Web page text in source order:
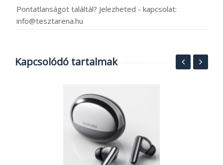
Pontatlanságot találtál? Jelezheted - kapcsolat:
info@tesztarena.hu
Kapcsolódó tartalmak